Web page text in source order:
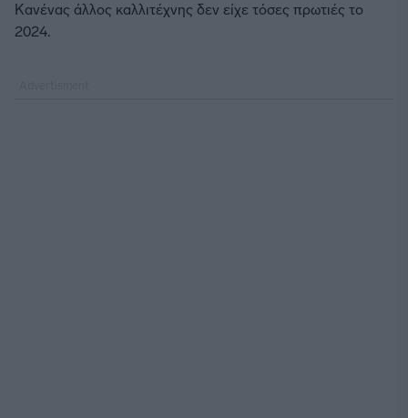
Κανένας άλλος καλλιτέχνης δεν είχε τόσες πρωτιές το
2024.